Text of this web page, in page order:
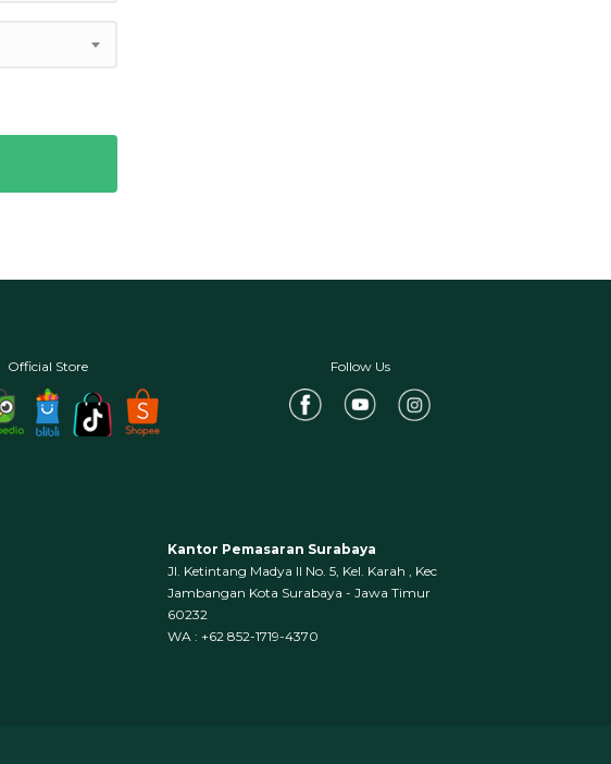
Official Store Follow Us
Kantor Pemasaran Surabaya
Jl. Ketintang Madya II No. 5, Kel. Karah , Kec
Jambangan Kota Surabaya - Jawa Timur
60232
WA : +62 852-1719-4370